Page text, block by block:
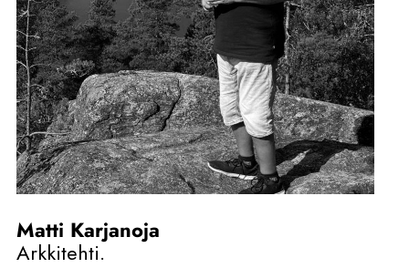
Matti Karjanoja
Arkkitehti.